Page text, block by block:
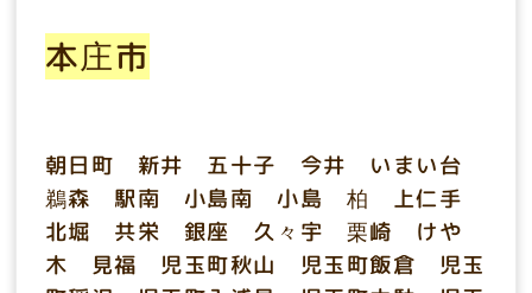
本庄市
朝日町 新井 五十子 今井 いまい台
鵜森 駅南 小島南 小島 柏 上仁手
北堀 共栄 銀座 久々宇 栗崎 けや
木 見福 児玉町秋山 児玉町飯倉 児玉